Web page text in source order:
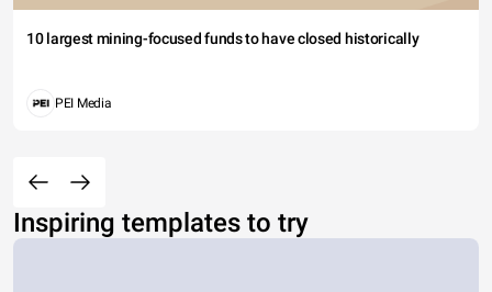
10 largest mining-focused funds to have closed historically
PEI Media
Inspiring templates to try